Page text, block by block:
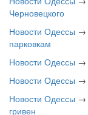
Черновецкого
Новости Одессы →
парковкам
Новости Одессы →
Новости Одессы →
Новости Одессы →
гривен